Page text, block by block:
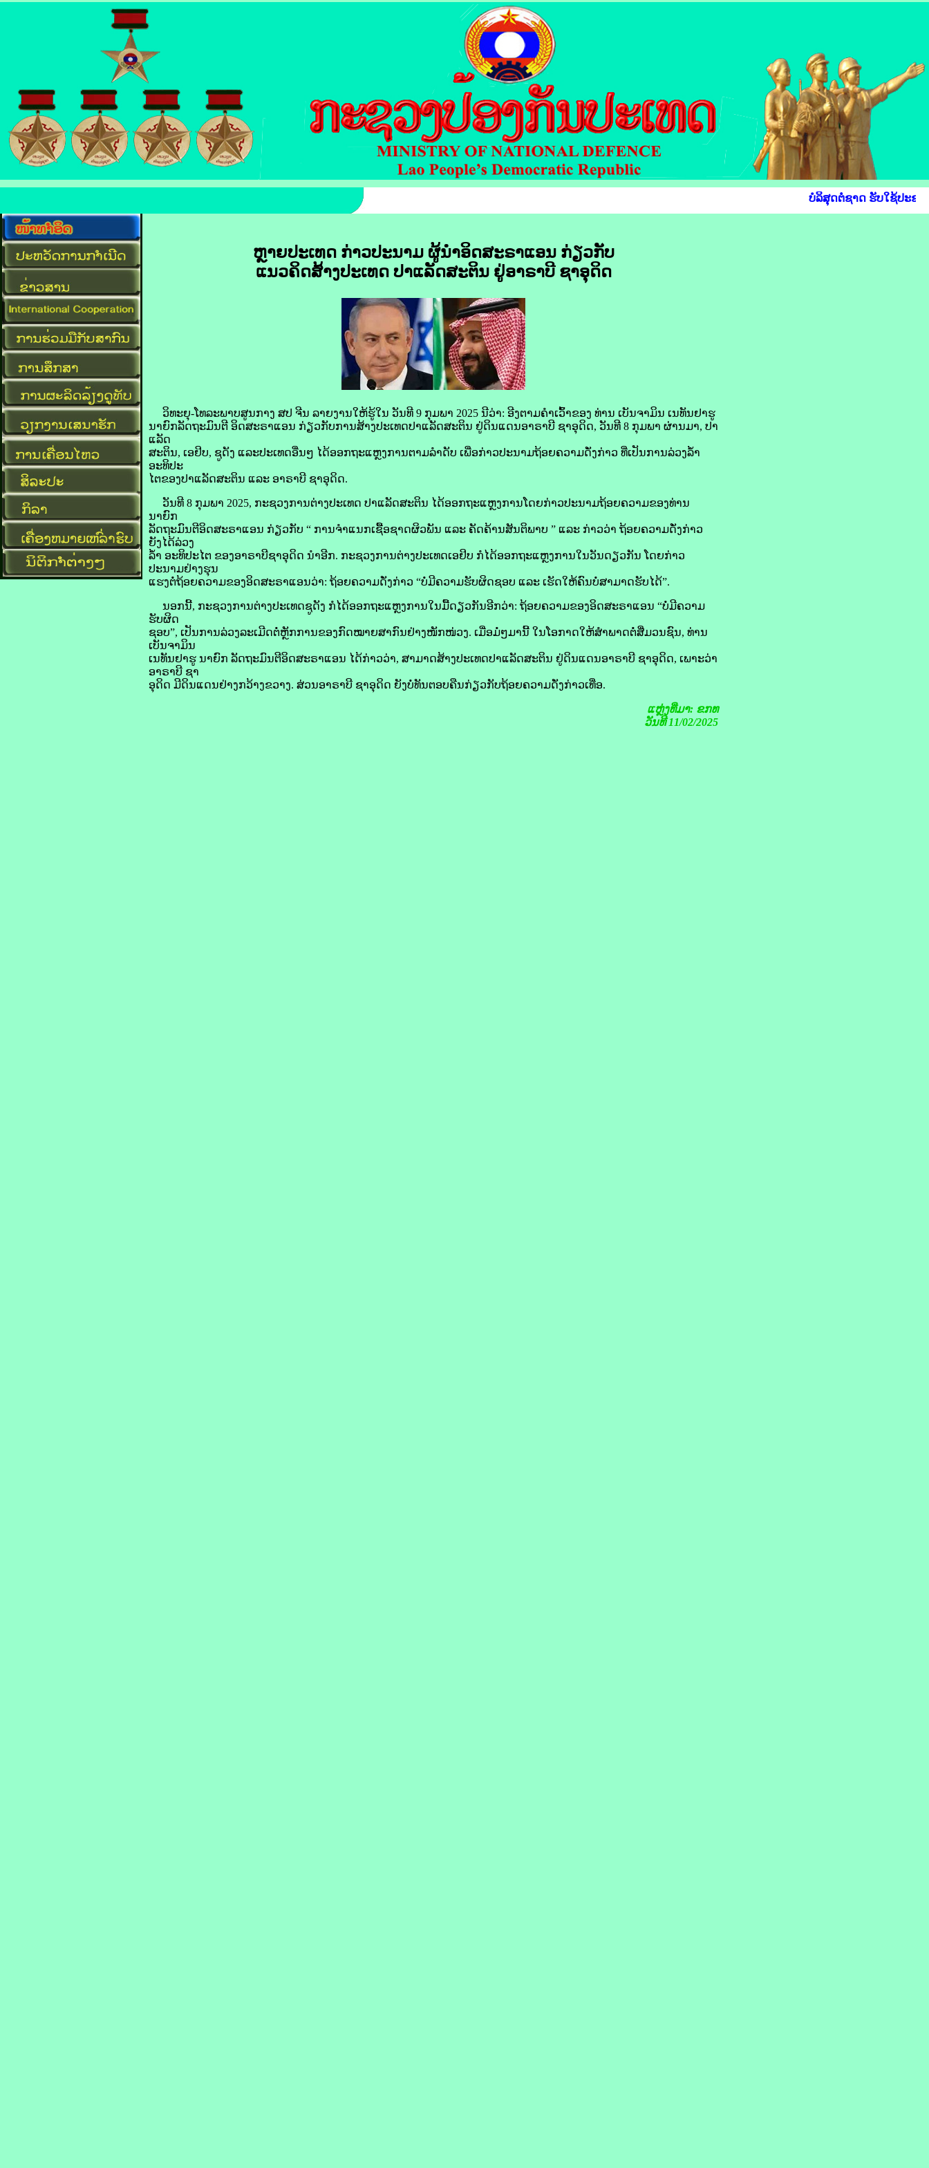
ບໍລິສຸດຕໍ່ຊາດ ຮັບໃຊ້ປະຊາ
ຫຼາຍ​ປະເທດ ກ່າວ​ປະນາມ ​ຜູ້ນໍາອິດ​ສະ​ຣາ​ແອນ ​ກ່ຽວ​ກັບ​
ແນວຄິດ​ສ້າງ​ປະເທດ​ ປາ​ແລັດ​ສະ​ຕິນ​ ຢູ່​ອາ​ຣາ​ບີ ຊາ​ອຸ​ດິດ
ວິທະຍຸ-ໂທລະພາບ​ສູນ​ກາງ ​ສປ ຈີນ ລາຍ​ງານ​ໃຫ້​ຮູ້​ໃນ​ ວັນ​ທີ 9 ກຸມພາ 2025 ນີ​ວ່າ: ອີງ​ຕາມ​ຄຳ​ເວົ້າ​ຂອງ ທ່ານ ເບັນ​ຈາ​ມິນ ເນ​ທັນ​ຢາ​ຮູ
ນາຍົກລັດຖະມົນຕີ​ ອິດ​ສະ​ຣາ​ແອນ ກ່ຽວ​ກັບ​ການ​ສ້າງ​ປະເທດ​ປາ​ແລັດ​ສະ​ຕິນ ຢູ່​ດິນແດນ​ອາ​ຣາ​ບີ ຊາ​ອຸ​ດິດ, ວັນ​ທີ 8 ກຸມພາ ຜ່ານ​ມາ, ປາ​
ແລັດ
ສະ​ຕິນ, ເອ​ຢິບ, ຊູ​ດັງ ແລະ​ປະເທດ​ອື່ນໆ ໄດ້​ອອກ​ຖະແຫຼງການ​ຕາມ​ລຳດັບ ເພື່ອ​ກ່າວ​ປະນາມ​ຖ້ອຍ​ຄວາມ​ດັ່ງກ່າວ ທີ່​ເປັນ​ການ​ລ່ວງ​ລ້ຳ​
ອະທິປະ
​ໄຕ​ຂອງ​ປາ​ແລັດ​ສະ​ຕິນ ແລະ ອາ​ຣາ​ບີ ຊາ​ອຸ​ດິດ.
ວັນ​ທີ 8 ກຸມພາ 2025, ກະຊວງ​ການ​ຕ່າງປະເທດ ​ປາ​ແລັດ​ສະ​ຕິນ ໄດ້​ອອກ​ຖະແຫຼງການ​ໂດຍ​ກ່າວ​ປະນາມ​ຖ້ອຍ​ຄວາມ​ຂອງ​ທ່ານ​
ນາຍົກ
ລັດຖະມົນຕີ​ອິດ​ສະ​ຣາ​ແອນ ກ່ຽວ​ກັບ “ ການ​ຈຳແນກ​ເຊື້ອ​ຊາດ​ຜິວ​ພັນ ແລະ ຄັດຄ້ານ​ສັນຕິພາບ ” ແລະ ກ່າວ​ວ່າ ຖ້ອຍ​ຄວາມ​ດັ່ງກ່າວ
ຍັງ​ໄດ້​ລ່ວງ​
ລ້ຳ ​ອະທິປະ​ໄຕ ​ຂອງ​ອາ​ຣາ​ບີ​ຊາ​ອຸ​ດິດ ນຳ​ອີກ. ກະຊວງ​ການ​ຕ່າງປະເທດ​ເອ​ຢິບ ກໍ​ໄດ້​ອອກ​ຖະແຫຼງການ​ໃນ​ວັນ​ດຽວ​ກັນ ໂດຍ​ກ່າວ​
ປະນາມ​ຢ່າງ​ຮຸນ
​ແຮງ​ຕໍ່​ຖ້ອຍ​ຄວາມ​ຂອງ​ອິດ​ສະ​ຣາ​ແອນ​ວ່າ: ຖ້ອຍ​ຄວາມ​ດັ່ງກ່າວ “ບໍ່​ມີ​ຄວາມ​ຮັບຜິດຊອບ ແລະ ເຮັດ​ໃຫ້​ຄົນ​ບໍ່​ສາມາດ​ຮັບ​ໄດ້”.
ນອກ​ນີ້, ກະຊວງ​ການ​ຕ່າງປະເທດ​ຊູ​ດັງ ກໍ​ໄດ້​ອອກ​ຖະແຫຼງການ​ໃນ​ມື້​ດຽວ​ກັນ​ອີ​ກວ່າ: ຖ້ອຍ​ຄວາມ​ຂອງ​ອິດ​ສະ​ຣາ​ແອນ “ບໍ່​ມີ​ຄວາມ​
ຮັບຜິດ
ຊອບ”, ເປັນ​ການ​ລ່ວງ​ລະເມີດ​ຕໍ່​ຫຼັກການ​ຂອງ​ກົດໝາຍ​ສາກົນ​ຢ່າງ​ໜັກໜ່ວງ. ເມື່ອ​ມໍ່ໆມານີ້ ໃນ​ໂອກາດ​ໃຫ້​ສຳພາດ​ຕໍ່​ສື່​ມວນ​ຊົນ, ທ່ານ
ເບັນ​ຈາ​ມິນ
ເນ​ທັນ​ຢາ​ຮູ ນາຍົກ ລັດຖະມົນຕີ​ອິດ​ສະ​ຣາ​ແອນ ໄດ້​ກ່າວ​ວ່າ, ສາມາດ​ສ້າງ​ປະເທດ​ປາ​ແລັດ​ສະ​ຕິນ ຢູ່​ດິນແດນ​ອາ​ຣາ​ບີ ຊາ​ອຸ​ດິດ, ເພາະວ່າ​
ອາ​ຣາ​ບີ ຊາ​
ອຸ​ດິດ ມີ​ດິນແດນ​ຢ່າງ​ກວ້າງຂວາງ. ສ່ວນ​ອາ​ຣາ​ບີ ຊາ​ອຸ​ດິດ ຍັງ​ບໍ່​ທັນ​ຕອບ​ຄືນ​ກ່ຽວ​ກັບ​ຖ້ອຍ​ຄວາມ​ດັ່ງກ່າວ​ເທື່ອ.
ແຫຼ່ງທີ່ມາ: ຂກທ
ວັນທີ 11/02/2025